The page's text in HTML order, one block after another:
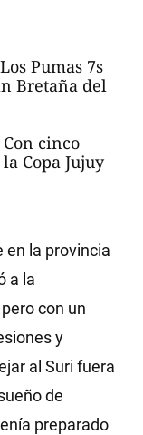
Pumas 7s
Bretaña del
Con cinco
Copa Jujuy
en la provincia
a la
con un
y
al Suri fuera
de
preparado